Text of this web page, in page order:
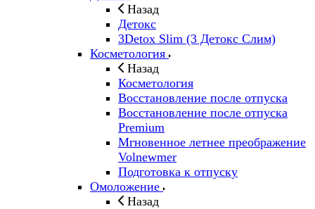
Назад
Детокс
3Detox Slim (3 Детокс Слим)
Косметология
Назад
Косметология
Восстановление после отпуска
Восстановление после отпуска
Premium
Мгновенное летнее преображение
Volnewmer
Подготовка к отпуску
Омоложение
Назад